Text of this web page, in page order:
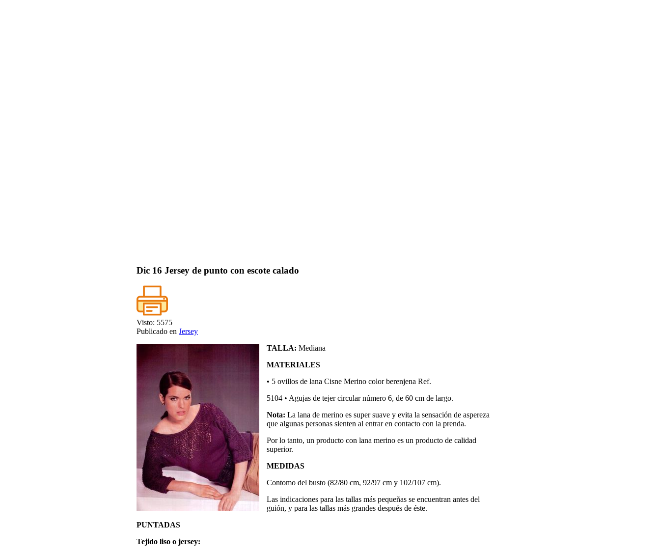
Dic 16 Jersey de punto con escote calado
Visto: 5575
Publicado en Jersey
TALLA: Mediana
MATERIALES
• 5 ovillos de lana Cisne Merino color berenjena Ref.
5104 • Agujas de tejer circular número 6, de 60 cm de largo.
Nota: La lana de merino es super suave y evita la sensación de aspereza
que algunas personas sienten al entrar en contacto con la prenda.
Por lo tanto, un producto con lana merino es un producto de calidad
superior.
MEDIDAS
Contomo del busto (82/80 cm, 92/97 cm y 102/107 cm).
Las indicaciones para las tallas más pequeñas se encuentran antes del
guión, y para las tallas más grandes después de éste.
PUNTADAS
Tejido liso o jersey: